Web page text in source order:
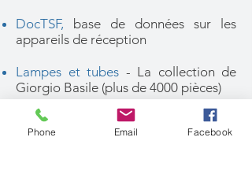
DocTSF, base de données sur les
appareils de réception
Lampes et tubes - La collection de
Giorgio Basile (plus de 4000 pièces)
Musée audiovisuel Joel Helson -
1300 pièces de collection sur 22
Phone Email Facebook